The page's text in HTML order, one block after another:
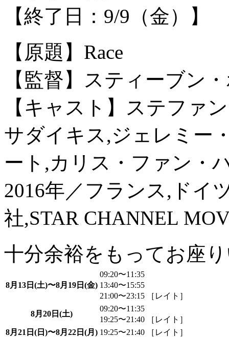
【終了日：9/9（金）】
【原題】Race
【監督】スティーブン
【キャスト】ステファ
サダイキス,ジェレミー
ート,カリス・ファン・
2016年／フランス,ドイ
社,STAR CHANNEL
十分余裕をもってお座
8月13日(土)〜8月19日(金)
09:20〜11:35
13:40〜15:55
21:00〜23:15 ［レイト］
8月20日(土)
09:20〜11:35
19:25〜21:40 ［レイト］
8月21日(日)〜8月22日(月) 19:25〜21:40 ［レイト］